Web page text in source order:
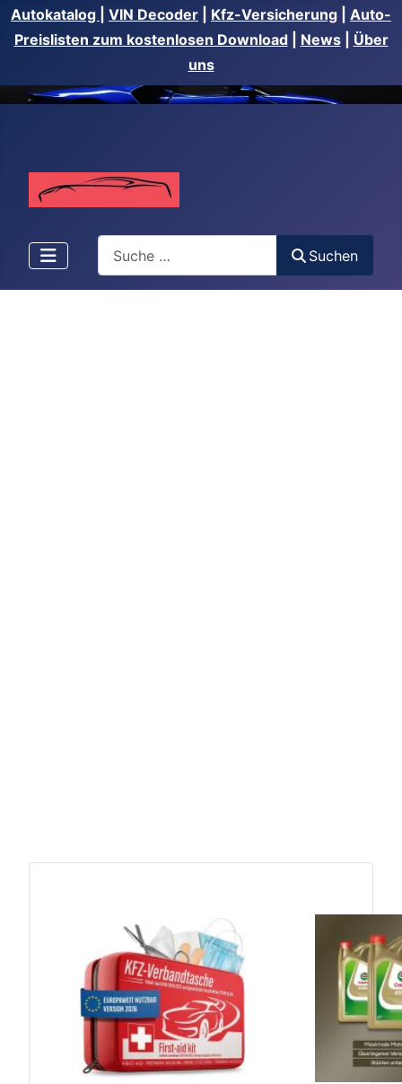
Autokatalog VIN Decoder Kfz-Versicherung
Auto-
Preislisten zum kostenlosen Download| News| Über
uns
Suchen